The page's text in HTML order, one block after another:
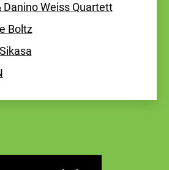
Danino Weiss Quartett
Boltz